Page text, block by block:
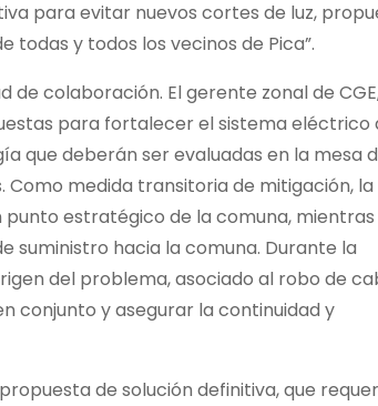
para evitar nuevos cortes de luz,
y todos los vecinos de Pica”.
colaboración. El gerente zonal de
para fortalecer el sistema eléctrico
que deberán ser evaluadas en la mesa
medida transitoria de mitigación, la
estratégico de la comuna, mientras
suministro hacia la comuna. Durante la
del problema, asociado al robo de
conjunto y asegurar la continuidad y
de solución definitiva, que